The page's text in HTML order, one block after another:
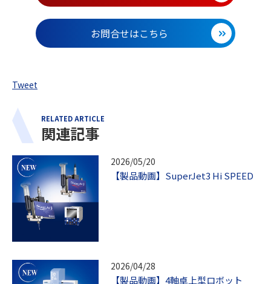
お問合せはこちら
Tweet
RELATED ARTICLE
関連記事
2026/05/20
【製品動画】SuperJet3 Hi SPEED
2026/04/28
【製品動画】4軸卓上型ロボット